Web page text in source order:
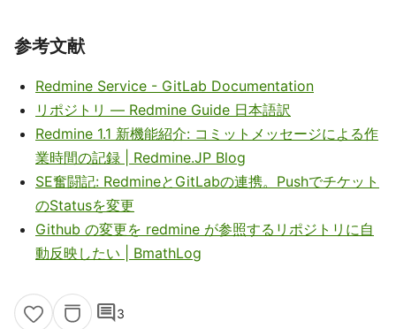
参考文献
Redmine Service - GitLab Documentation
リポジトリ — Redmine Guide 日本語訳
Redmine 1.1 新機能紹介: コミットメッセージによる作
業時間の記録 | Redmine.JP Blog
SE奮闘記: RedmineとGitLabの連携。Pushでチケット
のStatusを変更
Github の変更を redmine が参照するリポジトリに自
動反映したい | BmathLog
comment3